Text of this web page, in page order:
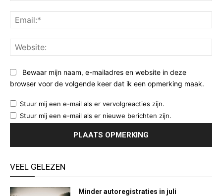
Bewaar mijn naam, e-mailadres en website in deze
browser voor de volgende keer dat ik een opmerking maak.
Stuur mij een e-mail als er vervolgreacties zijn.
Stuur mij een e-mail als er nieuwe berichten zijn.
VEEL GELEZEN
Minder autoregistraties in juli